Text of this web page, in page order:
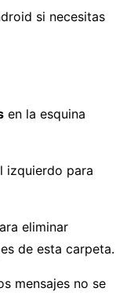
si necesitas
en la esquina
izquierdo para
eliminar
de esta carpeta.
mensajes no se